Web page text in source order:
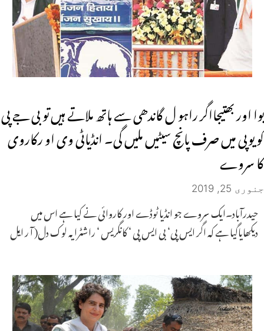
بوا اور بھتیجااگر راہو ل گاندھی سے ہاتھ ملاتے ہیں تو بی جے پی
کو یوپی میں صرف پانچ سیٹیں ملیں گی۔ انڈیاٹی وی او رکاروی
کا سروے
جنوری 25, 2019
حیدرآباد۔ایک سروے جو انڈیا ٹوڈے اور کاروائی نے کیا ہے اس میں
دیکھایاگیا ہے کہ اگر ایس پی‘ بی ایس پی ‘ کانگریس ‘ راشٹرایہ لوک دل( آ ر ایل